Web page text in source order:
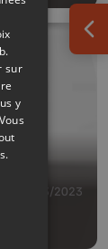
24/03/2023
sur
y
.